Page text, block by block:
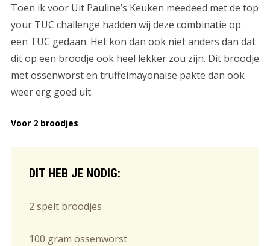
Toen ik voor Uit Pauline’s Keuken meedeed met de top
your TUC challenge hadden wij deze combinatie op
een TUC gedaan. Het kon dan ook niet anders dan dat
dit op een broodje ook heel lekker zou zijn. Dit broodje
met ossenworst en truffelmayonaise pakte dan ook
weer erg goed uit.
Voor 2 broodjes
DIT HEB JE NODIG:
2 spelt broodjes
100 gram ossenworst